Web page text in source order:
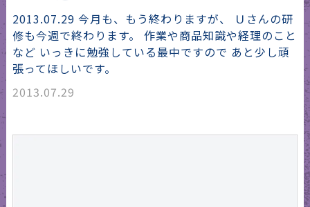
2013.07.29 今月も、もう終わりますが、 Ｕさんの研
修も今週で終わります。 作業や商品知識や経理のこと
など いっきに勉強している最中ですので あと少し頑
張ってほしいです。
2013.07.29